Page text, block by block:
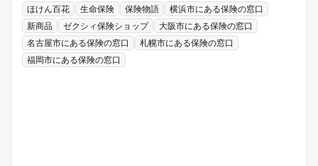
ほけん百花
生命保険 保険物語
横浜市にある保険の窓口
新商品
ゼクシィ保険ショップ
大阪市にある保険の窓口
名古屋市にある保険の窓口
札幌市にある保険の窓口
福岡市にある保険の窓口